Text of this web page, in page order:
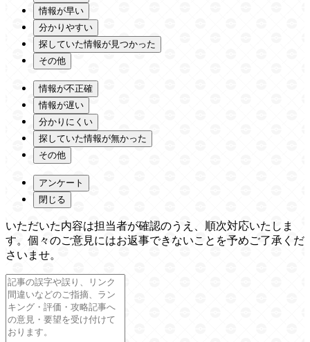
情報が早い
分かりやすい
探していた情報が見つかった
その他
情報が不正確
情報が遅い
分かりにくい
探していた情報が無かった
その他
アンケート
閉じる
いただいた内容は担当者が確認のうえ、順次対応いたしま
す。個々のご意見にはお返事できないことを予めご了承くだ
さいませ。